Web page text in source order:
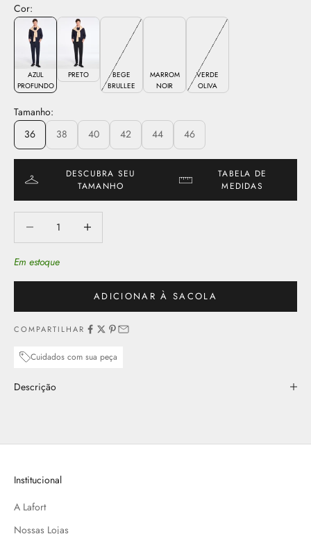
Cor:
AZUL
PROFUNDO
PRETO
BEGE
BRULLEE
MARROM
NOIR
VERDE
OLIVA
Tamanho:
36
38 40 42 44 46
DESCUBRA SEU
TAMANHO
TABELA DE
MEDIDAS
Em estoque
ADICIONAR À SACOLA
COMPARTILHAR
Cuidados com sua peça
Descrição
Institucional
A Lafort
Nossas Lojas